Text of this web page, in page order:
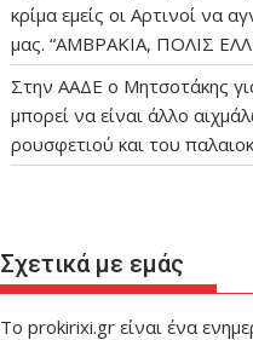
κρίμα εμείς οι Αρτινοί να
μας. “ΑΜΒΡΑΚΙΑ, ΠΟΛΙΣ
Στην ΑΑΔΕ ο Μητσοτάκης
μπορεί να είναι άλλο
ρουσφετιού και του
Σχετικά με εμάς
Το prokirixi.gr είναι ένα